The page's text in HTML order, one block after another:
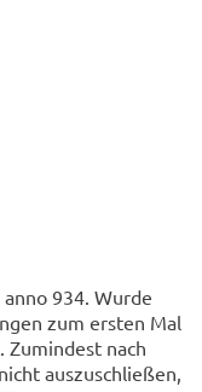
934. Wurde
zum ersten Mal
nach
auszuschließen,